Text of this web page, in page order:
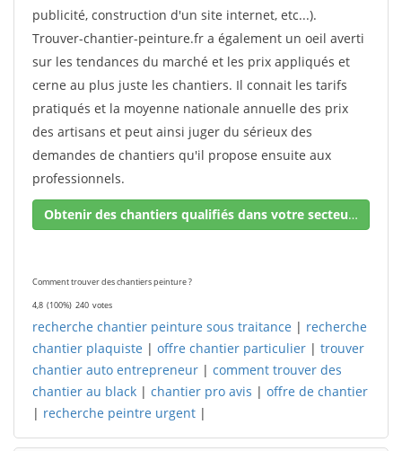
publicité, construction d'un site internet, etc...).
Trouver-chantier-peinture.fr a également un oeil averti
sur les tendances du marché et les prix appliqués et
cerne au plus juste les chantiers. Il connait les tarifs
pratiqués et la moyenne nationale annuelle des prix
des artisans et peut ainsi juger du sérieux des
demandes de chantiers qu'il propose ensuite aux
professionnels.
Obtenir des chantiers qualifiés dans votre secteur !
Comment trouver des chantiers peinture ?
4,8 (100%) 240 votes
recherche chantier peinture sous traitance | recherche
chantier plaquiste | offre chantier particulier | trouver
chantier auto entrepreneur | comment trouver des
chantier au black | chantier pro avis | offre de chantier
| recherche peintre urgent |